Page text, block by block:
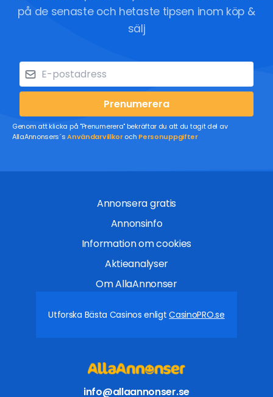
på de senaste och hetaste tipsen inom köp &
sälj
Prenumerera
Genom att klicka på "Prenumerera" bekräftar du att du tagit del av
AllaAnnonsers´sAnvändarvillkoroch Personuppgifter
Annonsera gratis
Annonsinfo
Information om cookies
Aktieanalyser
Om AllaAnnonser
Utforska Bästa Casinos enligtCasinoPRO.se
info@allaannonser.se